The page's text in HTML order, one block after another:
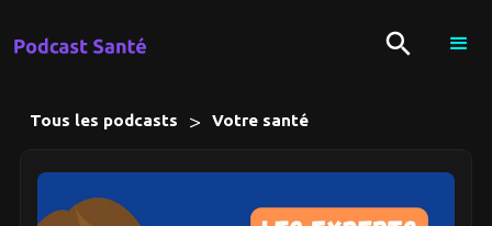
Tous les podcasts > Votre santé